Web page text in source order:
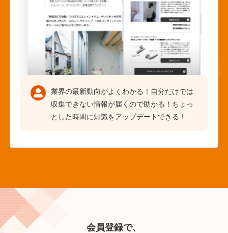
業界の最新動向がよくわかる！自分だけでは
収集できない情報が届くので助かる！ちょっ
とした時間に知識をアップデートできる！
会員登録で、